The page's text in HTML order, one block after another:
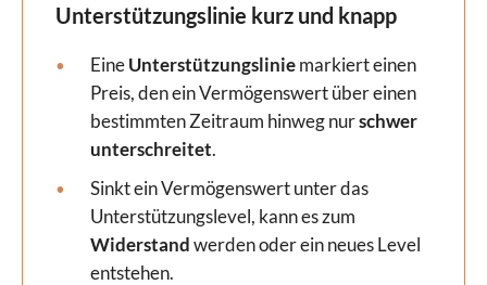
Unterstützungslinie kurz und knapp
EineUnterstützungsliniemarkiert einen
Preis, den ein Vermögenswert über einen
bestimmten Zeitraum hinweg nurschwer
unterschreitet.
Sinkt ein Vermögenswert unter das
Unterstützungslevel, kann es zum
Widerstandwerden oder ein neues Level
entstehen.